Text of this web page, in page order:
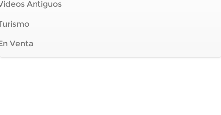
Antiguos
Venta